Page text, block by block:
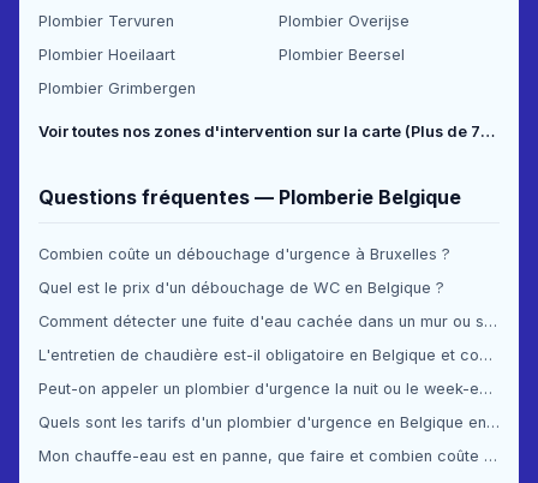
Plombier Tervuren
Plombier Overijse
Plombier Hoeilaart
Plombier Beersel
Plombier Grimbergen
Voir toutes nos zones d'intervention sur la carte (Plus de 70 communes couvertes) →
Questions fréquentes — Plomberie Belgique
Combien coûte un débouchage d'urgence à Bruxelles ?
Quel est le prix d'un débouchage de WC en Belgique ?
Comment détecter une fuite d'eau cachée dans un mur ou sous le sol ?
L'entretien de chaudière est-il obligatoire en Belgique et combien ça coûte ?
Peut-on appeler un plombier d'urgence la nuit ou le week-end en Belgique ?
Quels sont les tarifs d'un plombier d'urgence en Belgique en 2025 ?
Mon chauffe-eau est en panne, que faire et combien coûte la réparation ?